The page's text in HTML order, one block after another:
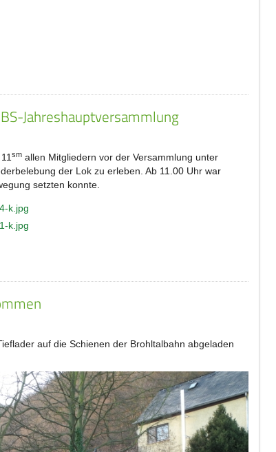
Jahreshauptversammlung
sm allen Mitgliedern vor der Versammlung unter
der Lok zu erleben. Ab 11.00 Uhr war
setzten konnte.
auf die Schienen der Brohltalbahn abgeladen